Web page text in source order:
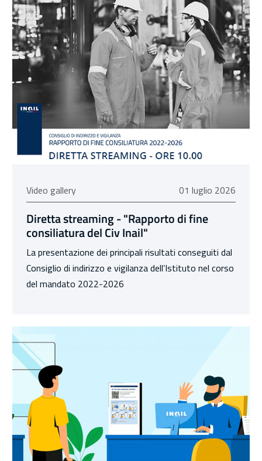
Video gallery 01 luglio 2026
01 luglio 2026
Diretta streaming - "Rapporto di fine
consiliatura del Civ Inail"
La presentazione dei principali risultati conseguiti dal
Consiglio di indirizzo e vigilanza dell’Istituto nel corso
del mandato 2022-2026